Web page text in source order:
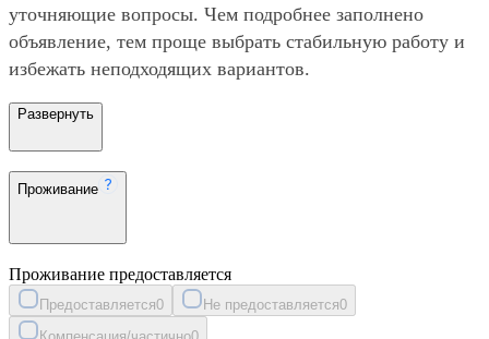
уточняющие вопросы. Чем подробнее заполнено
объявление, тем проще выбрать стабильную работу и
избежать неподходящих вариантов.
Развернуть
Проживание
Проживание предоставляется
Предоставляется0 Не предоставляется0